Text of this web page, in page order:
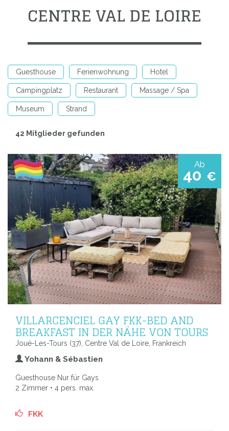
CENTRE VAL DE LOIRE
Guesthouse Ferienwohnung Hotel
Campingplatz Restaurant Massage / Spa
Museum Strand
42 Mitglieder gefunden
Ab
40 €
VILLARCENCIEL GAY FKK-BED AND
BREAKFAST IN DER NÄHE VON TOURS
Joué-Les-Tours (37), Centre Val de Loire, Frankreich
Yohann & Sébastien
Guesthouse Nur für Gays
2 Zimmer • 4 pers. max.
FKK